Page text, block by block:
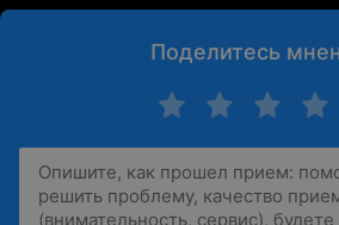
Поделитесь